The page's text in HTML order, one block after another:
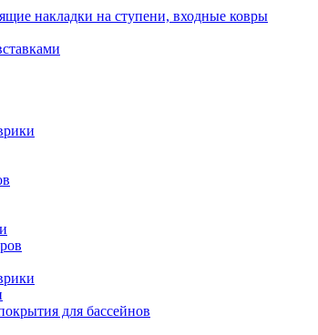
накладки на ступени, входные ковры
для бассейнов